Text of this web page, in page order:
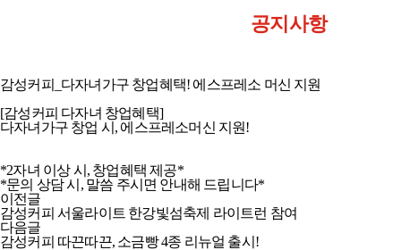
공지사항
감성커피_다자녀가구 창업혜택! 에스프레소 머신 지원
[감성커피 다자녀 창업혜택]
다자녀가구 창업 시, 에스프레소머신 지원!
*2자녀 이상 시, 창업혜택 제공*
*문의 상담 시, 말씀 주시면 안내해 드립니다*
이전글
감성커피 서울라이트 한강빛섬축제 라이트런 참여
다음글
감성커피 따끈따끈, 소금빵 4종 리뉴얼 출시!